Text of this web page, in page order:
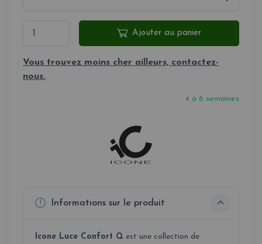
Ajouter au panier
Vous trouvez moins cher ailleurs, contactez-
nous.
4 à 6 semaines
Informations sur le produit
Icone Luce Confort Q est une collection de